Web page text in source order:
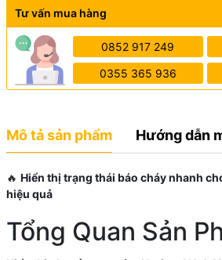
Tư vấn mua hàng
0852 917 249
0355 365 936
Mô tả sản phẩm Hướng dẫn
🔥 Hiển thị trạng thái báo cháy nhanh
hiệu quả
Tổng Quan Sản